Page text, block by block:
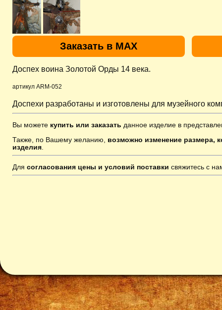
Заказать в MAX
Доспех воина Золотой Орды 14 века.
артикул ARM-052
Доспехи разработаны и изготовлены для музейного
Вы можете купить или заказать данное изделие в
Также, по Вашему желанию, возможно изменение размера,
изделия
Для согласования цены и условий поставки свяжитесь с